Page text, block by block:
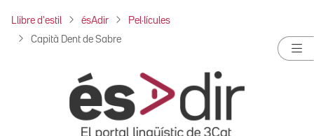
Llibre d'estil ésAdir Pel·lícules
Capità Dent de Sabre